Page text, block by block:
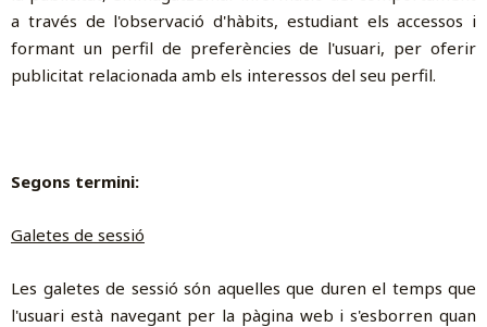
a través de l'observació d'hàbits, estudiant els accessos i
formant un perfil de preferències de l'usuari, per oferir
publicitat relacionada amb els interessos del seu perfil.
Segons termini:
Galetes de sessió
Les galetes de sessió són aquelles que duren el temps que
l'usuari està navegant per la pàgina web i s'esborren quan